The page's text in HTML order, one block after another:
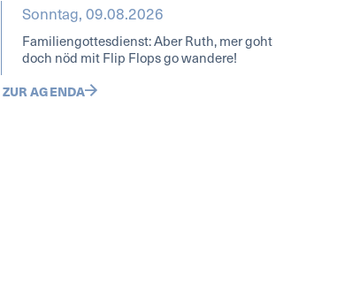
Sonntag, 09.08.2026
Familiengottesdienst: Aber Ruth, mer goht
doch nöd mit Flip Flops go wandere!
ZUR AGENDA